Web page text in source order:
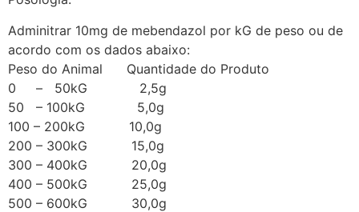
Adminitrar 10mg de mebendazol por kG de peso ou de
acordo com os dados abaixo:
Peso do Animal Quantidade do Produto
0 – 50kG 2,5g
50 – 100kG 5,0g
100 – 200kG 10,0g
200 – 300kG 15,0g
300 – 400kG 20,0g
400 – 500kG 25,0g
500 – 600kG 30,0g